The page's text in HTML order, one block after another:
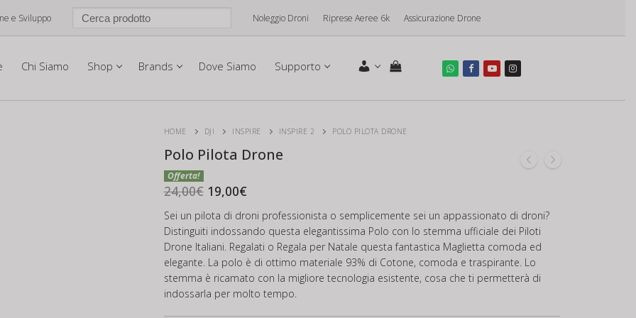
e Sviluppo Noleggio Droni Riprese Aeree 6k Assicurazione Drone
Chi Siamo Shop Brands Dove Siamo Supporto
HOME DJI INSPIRE INSPIRE 2 POLO PILOTA DRONE
Polo Pilota Drone
24,00€ prezzo
originale
era:
24,00€.
19,00€prezzo
attuale
è:
19,00€.
Sei un pilota di droni professionista o semplicemente sei un appassionato di droni?
Distinguiti indossando questa elegantissima Polo con lo stemma ufficiale dei Piloti
Drone Italiani. Regalati o Regala per Natale questa fantastica Maglietta comoda ed
elegante. La polo è di ottimo materiale 93% di Cotone, comoda e traspirante. Lo
stemma è ricamato con la migliore tecnologia esistente, cosa che ti permetterà di
indossarla per molto tempo.